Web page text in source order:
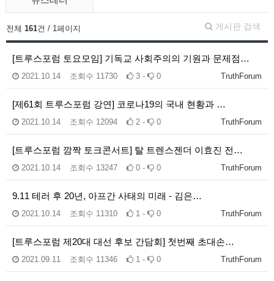
게시판 검색
전체 161건 / 1페이지
[트루스포럼 토요모임] 기독교 사회주의의 기원과 문제점…
TruthForum
2021.10.14 조회수 11730 3 - 0
[제61회 트루스포럼 강연] 코로나19의 국내 현황과 …
TruthForum
2021.10.14 조회수 12094 2 - 0
[트루스포럼 깜짝 토크콘서트] 탈 트렌스젠더 이효진 전…
TruthForum
2021.10.14 조회수 13247 0 - 0
9.11 테러 후 20년, 아프간 사태의 미래 - 김은…
TruthForum
2021.10.14 조회수 11310 1 - 0
[트루스포럼 제20대 대선 후보 간담회] 첫번째 초대손…
TruthForum
2021.09.11 조회수 11346 1 - 0